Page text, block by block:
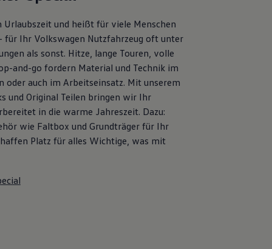
Urlaubszeit und heißt für viele Menschen
für Ihr Volkswagen Nutzfahrzeug oft unter
als sonst. Hitze, lange Touren, volle
and-go fordern Material und Technik im
oder auch im Arbeitseinsatz. Mit unserem
und Original Teilen bringen wir Ihr
in die warme Jahreszeit. Dazu:
wie Faltbox und Grundträger für Ihr
Platz für alles Wichtige, was mit